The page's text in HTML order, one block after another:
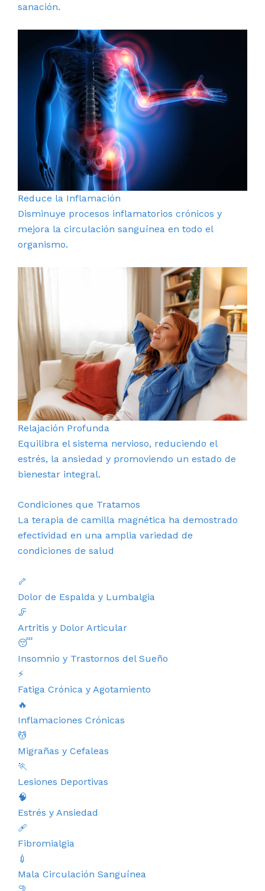
sanación.
Reduce la Inflamación
Disminuye procesos inflamatorios crónicos y
mejora la circulación sanguínea en todo el
organismo.
Relajación Profunda
Equilibra el sistema nervioso, reduciendo el
estrés, la ansiedad y promoviendo un estado de
bienestar integral.
Condiciones que Tratamos
La terapia de camilla magnética ha demostrado
efectividad en una amplia variedad de
condiciones de salud
🦴
Dolor de Espalda y Lumbalgia
🦵
Artritis y Dolor Articular
😴
Insomnio y Trastornos del Sueño
⚡
Fatiga Crónica y Agotamiento
🔥
Inflamaciones Crónicas
💆
Migrañas y Cefaleas
🏃
Lesiones Deportivas
🧠
Estrés y Ansiedad
🩹
Fibromialgia
💉
Mala Circulación Sanguínea